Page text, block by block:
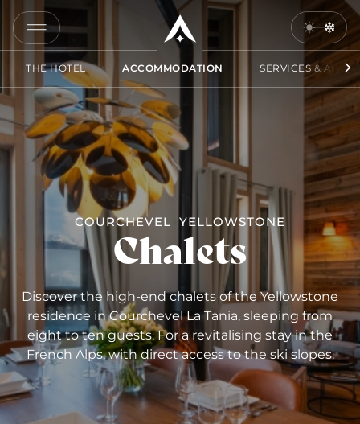
THE HOTEL ACCOMMODATION SERVICES &
COURCHEVEL YELLOWSTONE
Chalets
Discover the high-end chalets of the Yellowstone
residence in Courchevel La Tania, sleeping from
eight to ten guests. For a revitalising stay in the
French Alps, with direct access to the ski slopes.
COPY
LINK
BY
EMAIL